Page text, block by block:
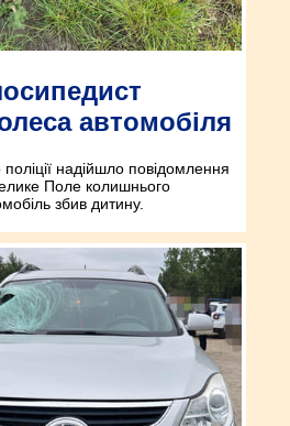
автомобіля
надійшло повідомлення
Поле колишнього
збив дитину.